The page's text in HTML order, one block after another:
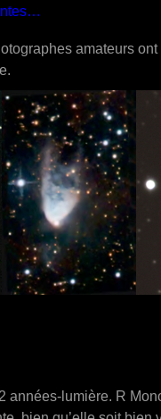
amateurs
années-lumière. R